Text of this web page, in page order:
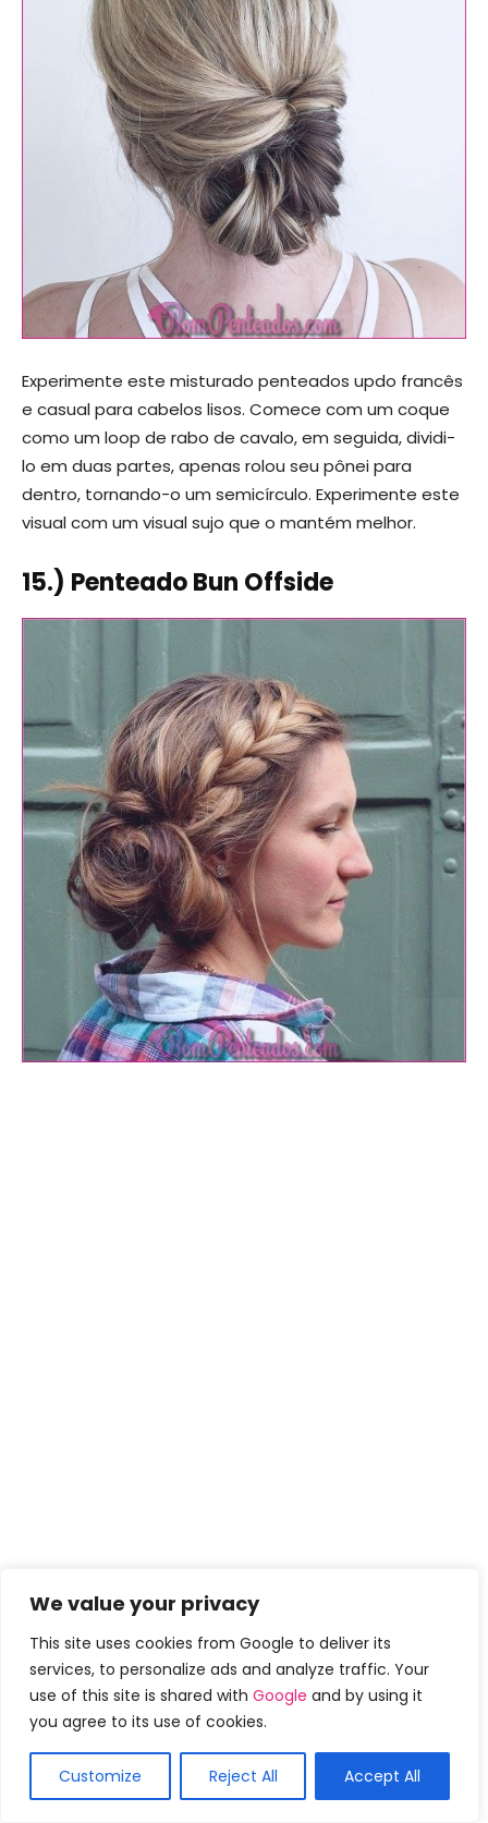
We value your privacy
This site uses cookies from Google to deliver its
services, to personalize ads and analyze traffic. Your
use of this site is shared with Google and by using it
you agree to its use of cookies.
Customize Reject All Accept All
Experimente este misturado penteados updo francês
e casual para cabelos lisos. Comece com um coque
como um loop de rabo de cavalo, em seguida, dividi-
lo em duas partes, apenas rolou seu pônei para
dentro, tornando-o um semicírculo. Experimente este
visual com um visual sujo que o mantém melhor.
15.) Penteado Bun Offside
Experimente este um dos penteados icônicos e mais
modernos para cabelos lisos. O mesmo pão velho ou
trança com trança francesa muito solta parece
magnetizando com um coque lateral confuso. Então
tente este penteado para qualquer ocasião especial.